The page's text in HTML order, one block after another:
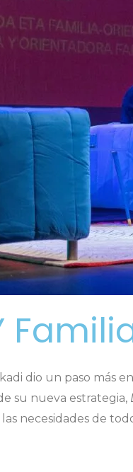
dio un paso más
su nueva estrategia,
necesidades de